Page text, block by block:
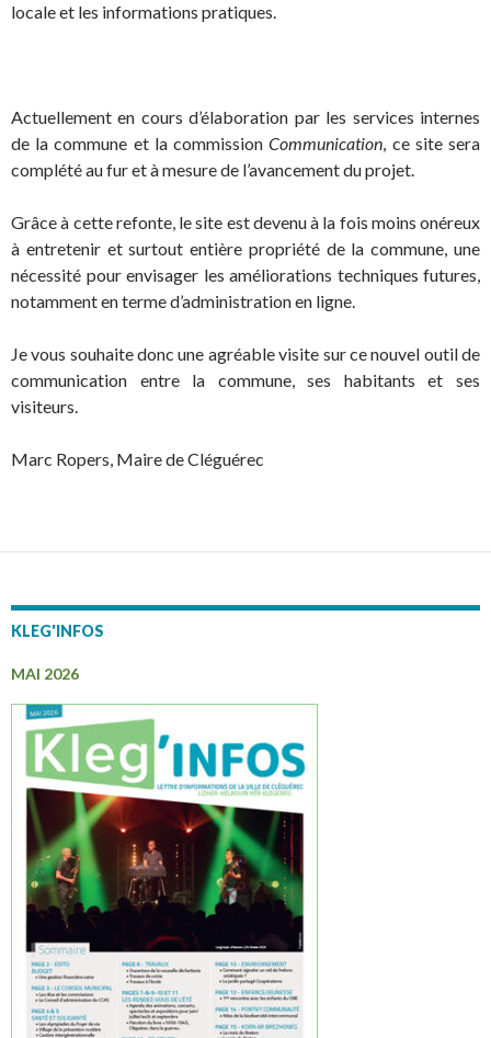
locale et les informations pratiques.
Actuellement en cours d’élaboration par les services internes
de la commune et la commissionCommunication, ce site sera
complété au fur et à mesure de l’avancement du projet.
Grâce à cette refonte, le site est devenu à la fois moins onéreux
à entretenir et surtout entière propriété de la commune, une
nécessité pour envisager les améliorations techniques futures,
notamment en terme d’administration en ligne.
Je vous souhaite donc une agréable visite sur ce nouvel outil de
communication entre la commune, ses habitants et ses
visiteurs.
Marc Ropers, Maire de Cléguérec
KLEG'INFOS
MAI 2026